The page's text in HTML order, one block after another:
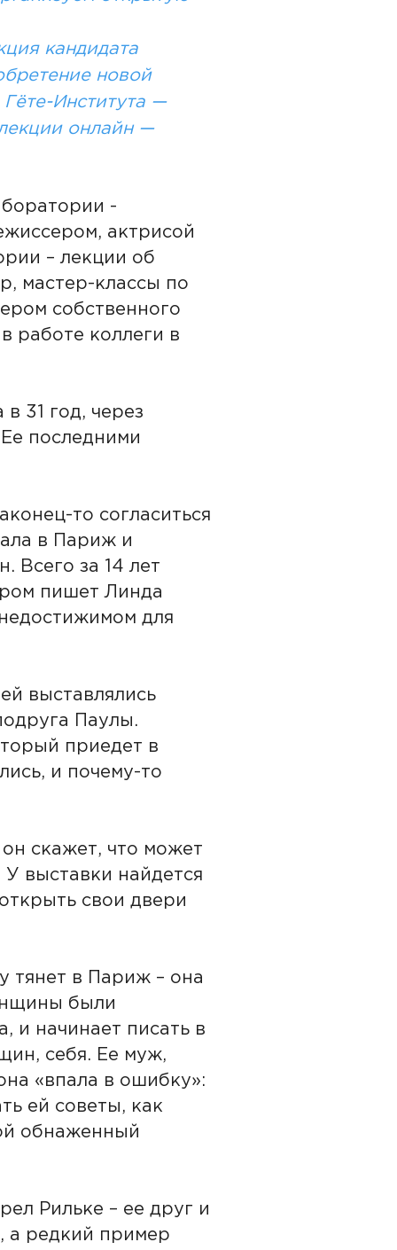
кандидата
новой
Института —
онлайн —
-
актрисой
– лекции об
мастер-классы по
собственного
работе коллеги в
31 год, через
последними
то согласиться
в Париж и
Всего за 14 лет
пишет Линда
для
выставлялись
Паулы.
приедет в
и почему-то
скажет, что может
выставки найдется
свои двери
тянет в Париж – она
были
и начинает писать в
себя. Ее муж,
«впала в ошибку»:
ей советы, как
обнаженный
Рильке – ее друг и
а редкий пример